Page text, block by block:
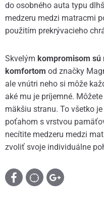
do osobného auta typu
medzeru medzi matracmi
použitím prekrývacieho
Skvelým kompromisom sú
komfortom od značky
ale vnútri neho si môže
aké mu je príjemné.
mäkšiu stranu. To všetko
poťahom s vrstvou
necítite medzeru medzi
zvoliť svoje individuálne